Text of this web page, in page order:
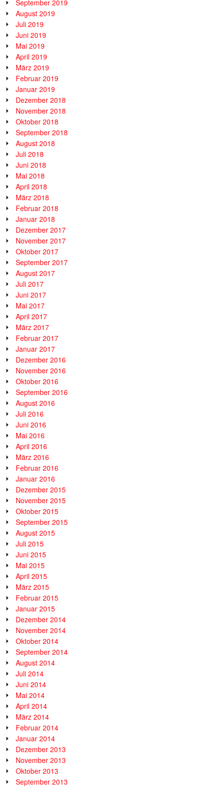
September 2019
August 2019
Juli 2019
Juni 2019
Mai 2019
April 2019
März 2019
Februar 2019
Januar 2019
Dezember 2018
November 2018
Oktober 2018
September 2018
August 2018
Juli 2018
Juni 2018
Mai 2018
April 2018
März 2018
Februar 2018
Januar 2018
Dezember 2017
November 2017
Oktober 2017
September 2017
August 2017
Juli 2017
Juni 2017
Mai 2017
April 2017
März 2017
Februar 2017
Januar 2017
Dezember 2016
November 2016
Oktober 2016
September 2016
August 2016
Juli 2016
Juni 2016
Mai 2016
April 2016
März 2016
Februar 2016
Januar 2016
Dezember 2015
November 2015
Oktober 2015
September 2015
August 2015
Juli 2015
Juni 2015
Mai 2015
April 2015
März 2015
Februar 2015
Januar 2015
Dezember 2014
November 2014
Oktober 2014
September 2014
August 2014
Juli 2014
Juni 2014
Mai 2014
April 2014
März 2014
Februar 2014
Januar 2014
Dezember 2013
November 2013
Oktober 2013
September 2013